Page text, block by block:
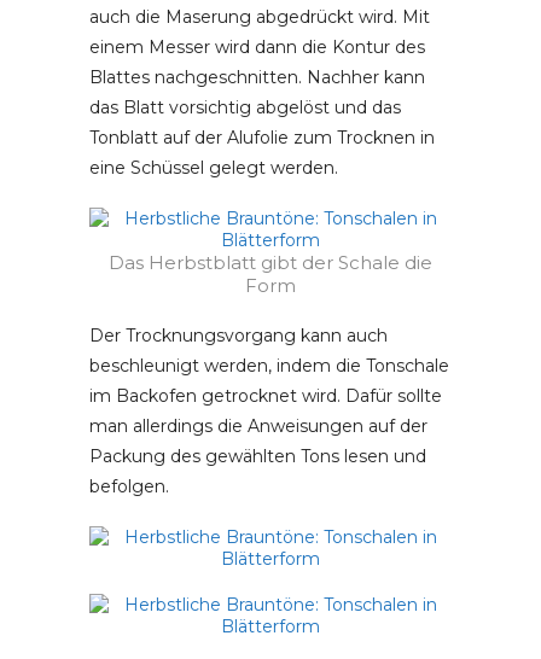
auch die Maserung abgedrückt wird. Mit
einem Messer wird dann die Kontur des
Blattes nachgeschnitten. Nachher kann
das Blatt vorsichtig abgelöst und das
Tonblatt auf der Alufolie zum Trocknen in
eine Schüssel gelegt werden.
Das Herbstblatt gibt der Schale die
Form
Der Trocknungsvorgang kann auch
beschleunigt werden, indem die Tonschale
im Backofen getrocknet wird. Dafür sollte
man allerdings die Anweisungen auf der
Packung des gewählten Tons lesen und
befolgen.